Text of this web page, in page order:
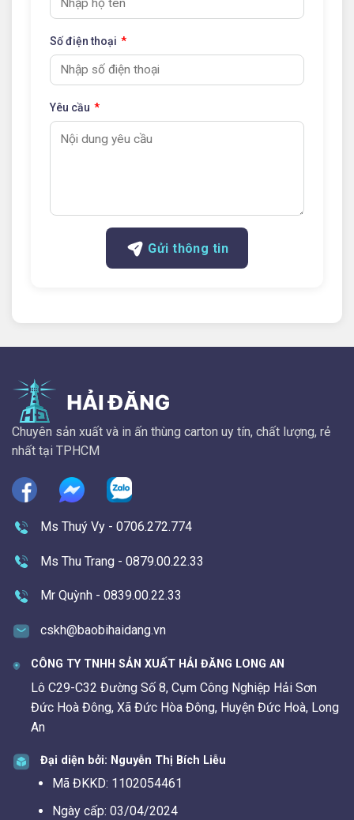
Số điện thoại
Yêu cầu
Gửi thông tin
Chuyên sản xuất và in ấn thùng carton uy tín, chất lượng, rẻ
nhất tại TPHCM
Ms Thuý Vy - 0706.272.774
Ms Thu Trang - 0879.00.22.33
Mr Quỳnh - 0839.00.22.33
cskh@baobihaidang.vn
CÔNG TY TNHH SẢN XUẤT HẢI ĐĂNG LONG AN
Lô C29-C32 Đường Số 8, Cụm Công Nghiệp Hải Sơn
Đức Hoà Đông, Xã Đức Hòa Đông, Huyện Đức Hoà, Long
An
Đại diện bởi: Nguyễn Thị Bích Liễu
Mã ĐKKD: 1102054461
Ngày cấp: 03/04/2024